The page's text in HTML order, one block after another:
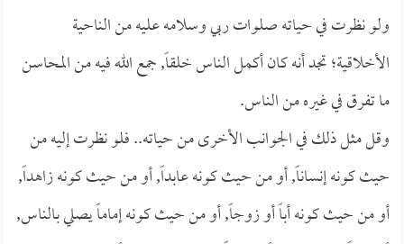
ولو نظرت في حياته صلوات ربي وسلامه عليه من الناحية
الأخلاقية؛ تجد أنه كان أكمل الناس خلقاً, جمع الله فيه من المحاسن
ما تفرق في غيره من الناس.
وقل مثل ذلك في الجوانب الأخرى من حياته.. فلو نظرت إليه من
حيث كونه إنساناً, أو من حيث كونه عابداً, أو من حيث كونه زاهداً,
أو من حيث كونه أباً أو زوجاً, أو من حيث كونه إماماً يصلي بالناس,